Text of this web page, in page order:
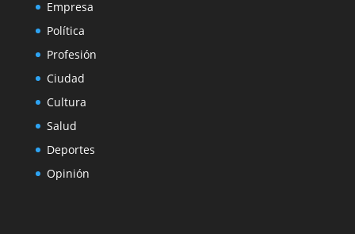
Empresa
Política
Profesión
Ciudad
Cultura
Salud
Deportes
Opinión